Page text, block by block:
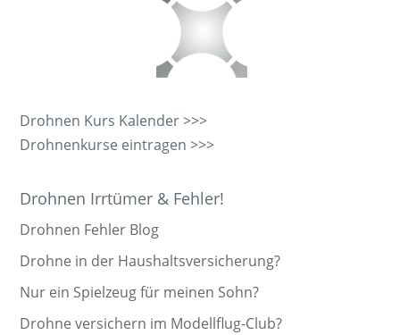
Drohnen Kurs Kalender >>>
Drohnenkurse eintragen >>>
Drohnen Irrtümer & Fehler!
Drohnen Fehler Blog
Drohne in der Haushaltsversicherung?
Nur ein Spielzeug für meinen Sohn?
Drohne versichern im Modellflug-Club?